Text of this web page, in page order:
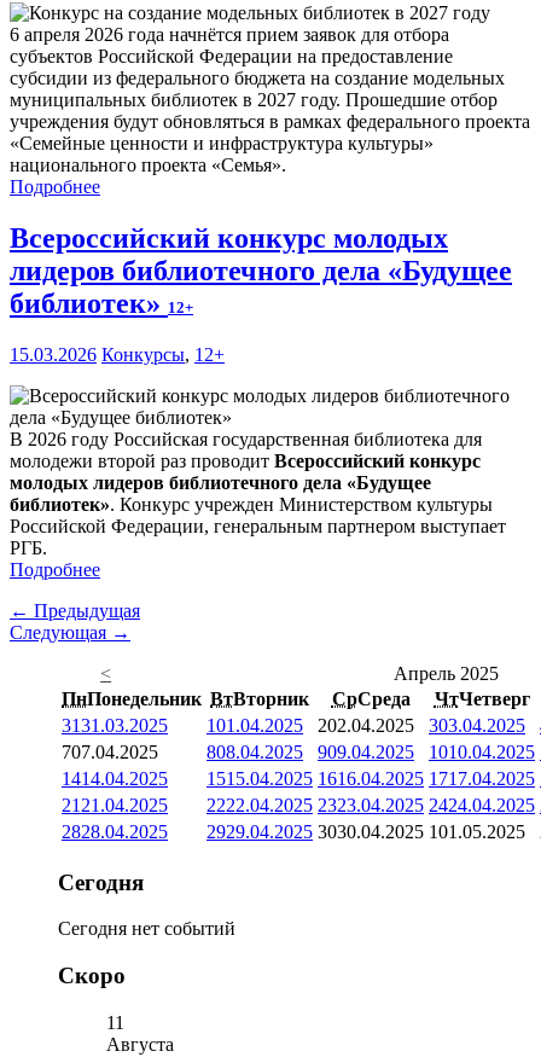
6 апреля 2026 года начнётся прием заявок для отбора
субъектов Российской Федерации на предоставление
субсидии из федерального бюджета на создание модельных
муниципальных библиотек в 2027 году. Прошедшие отбор
учреждения будут обновляться в рамках федерального проекта
«Семейные ценности и инфраструктура культуры»
национального проекта «Семья».
Подробнее
Всероссийский конкурс молодых
лидеров библиотечного дела «Будущее
библиотек» 12+
15.03.2026 Конкурсы, 12+
В 2026 году Российская государственная библиотека для
молодежи второй раз проводит Всероссийский конкурс
молодых лидеров библиотечного дела «Будущее
библиотек». Конкурс учрежден Министерством культуры
Российской Федерации, генеральным партнером выступает
РГБ.
Подробнее
← Предыдущая
Следующая →
<
Апрель 2025
ПнПонедельник ВтВторник СрСреда ЧтЧетверг
3131.03.2025 101.04.2025 202.04.2025 303.04.2025
707.04.2025 808.04.2025 909.04.2025 1010.04.2025
1414.04.2025 1515.04.2025 1616.04.2025 1717.04.2025
21 21.04.2025 2222.04.2025 2323.04.2025 2424.04.2025
2828.04.2025 2929.04.2025 3030.04.2025 101.05.2025
Сегодня
Сегодня нет событий
Скоро
11
Августа